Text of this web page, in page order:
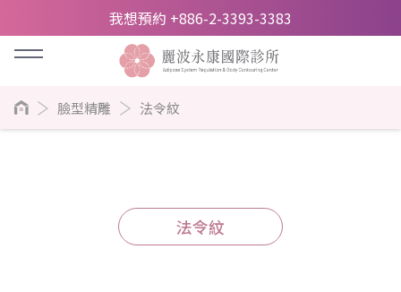
我想預約 +886-2-3393-3383
臉型精雕 法令紋
法令紋